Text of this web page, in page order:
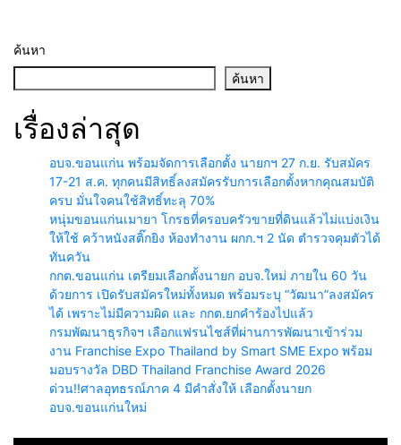
ค้นหา
ค้นหา
เรื่องล่าสุด
อบจ.ขอนแก่น พร้อมจัดการเลือกตั้ง นายกฯ 27 ก.ย. รับสมัคร
17-21 ส.ค. ทุกคนมีสิทธิ์ลงสมัครรับการเลือกตั้งหากคุณสมบัติ
ครบ มั่นใจคนใช้สิทธิ์ทะลุ 70%
หนุ่มขอนแก่นเมายา โกรธที่ครอบครัวขายที่ดินแล้วไม่แบ่งเงิน
ให้ใช้ คว้าหนังสติ๊กยิง ห้องทำงาน ผกก.ฯ 2 นัด ตำรวจคุมตัวได้
ทันควัน
กกต.ขอนแก่น เตรียมเลือกตั้งนายก อบจ.ใหม่ ภายใน 60 วัน
ด้วยการ เปิดรับสมัครใหม่ทั้งหมด พร้อมระบุ “วัฒนา”ลงสมัคร
ได้ เพราะไม่มีความผิด และ กกต.ยกคำร้องไปแล้ว
กรมพัฒนาธุรกิจฯ เลือกแฟรนไชส์ที่ผ่านการพัฒนาเข้าร่วม
งาน Franchise Expo Thailand by Smart SME Expo พร้อม
มอบรางวัล DBD Thailand Franchise Award 2026
ด่วน!!ศาลอุทธรณ์ภาค 4 มีคำสั่งให้ เลือกตั้งนายก
อบจ.ขอนแก่นใหม่